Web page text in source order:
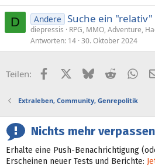
D Andere Suche ein "relativ"
diepressis
RPG, MMO, Adventure,
Antworten 14 30. Oktober 2024
Teilen: FacebookX (Twitter)
BlueskyReddit
Extraleben, Community, Genrepolitik
Nichts mehr
Erhalte eine Push-Benachrichtigung
Erscheinen neuer Tests und Berichte: